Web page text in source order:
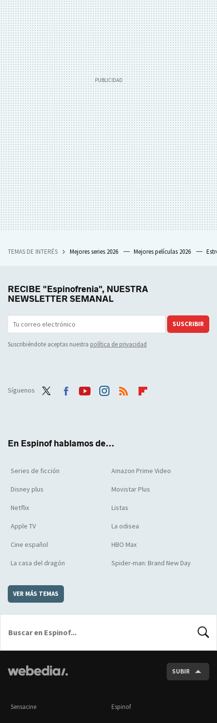
TEMAS DE INTERÉS Mejores series 2026 Mejores películas 2026
RECIBE "Espinofrenia", NUESTRA
NEWSLETTER SEMANAL
SUSCRIBIR
Suscribiéndote aceptas nuestra política de privacidad
Síguenos
En Espinof hablamos de...
Series de ficción Amazon Prime Video
Disney plus Movistar Plus
Netflix Listas
Apple TV La odisea
Cine español HBO Max
La casa del dragón Spider-man: Brand New Day
VER MÁS TEMAS
SUBIR
Sensacine Espinof